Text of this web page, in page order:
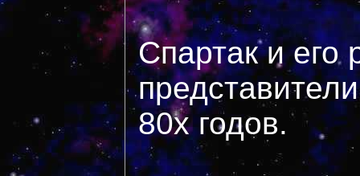
Спартак и его
80х годов.